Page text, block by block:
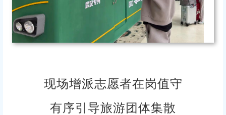
现场增派志愿者在岗值守
有序引导旅游团体集散